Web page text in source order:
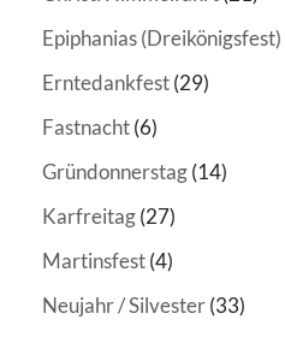
Epiphanias (Dreikönigsfest)
Erntedankfest(29)
Fastnacht(6)
Gründonnerstag(14)
Karfreitag(27)
Martinsfest(4)
Neujahr / Silvester(33)